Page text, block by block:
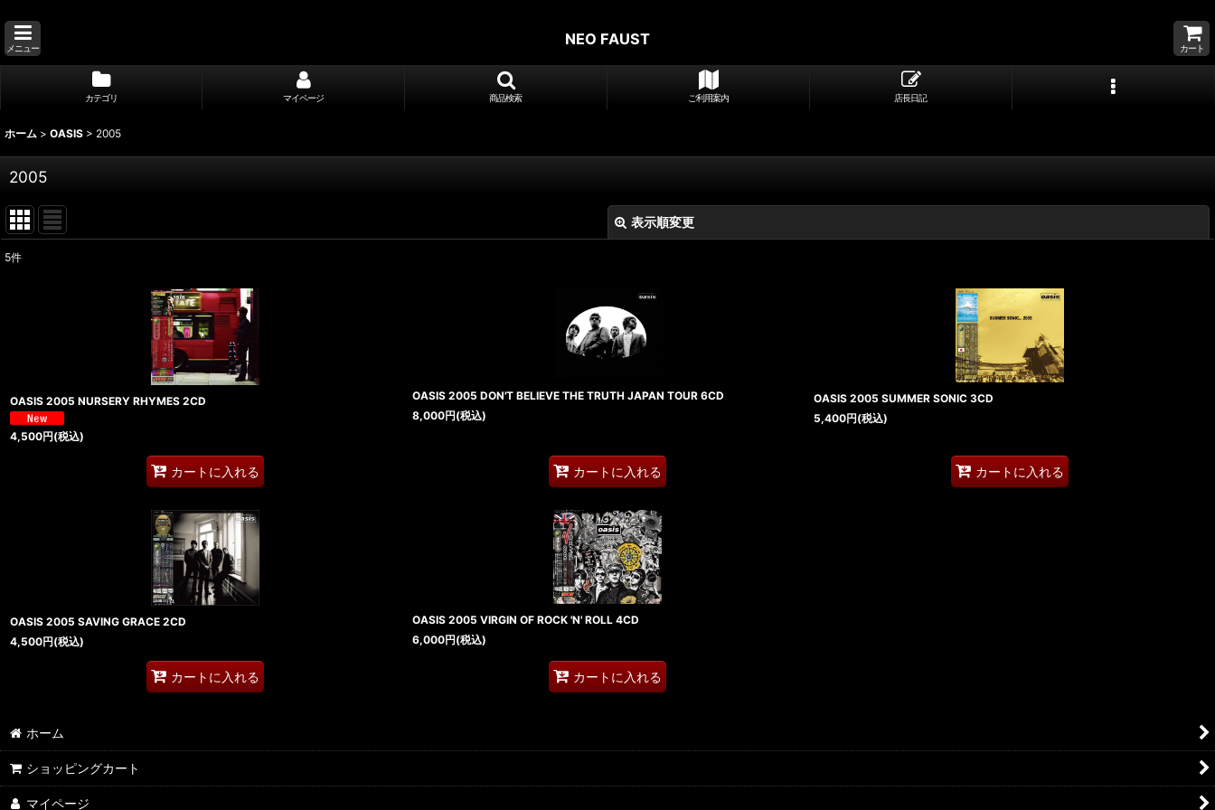
メニュー
NEO FAUST
カート
カテゴリ マイページ 商品検索 ご利用案内 店長日記
ホーム > OASIS > 2005
2005
表示順変更
5件
OASIS 2005 NURSERY RHYMES 2CD
4,500円(税込)
カートに入れる
OASIS 2005 DON'T BELIEVE THE TRUTH JAPAN TOUR 6CD
8,000円(税込)
カートに入れる
OASIS 2005 SUMMER SONIC 3CD
5,400円(税込)
カートに入れる
OASIS 2005 SAVING GRACE 2CD
4,500円(税込)
カートに入れる
OASIS 2005 VIRGIN OF ROCK 'N' ROLL 4CD
6,000円(税込)
カートに入れる
ホーム
ショッピングカート
マイページ